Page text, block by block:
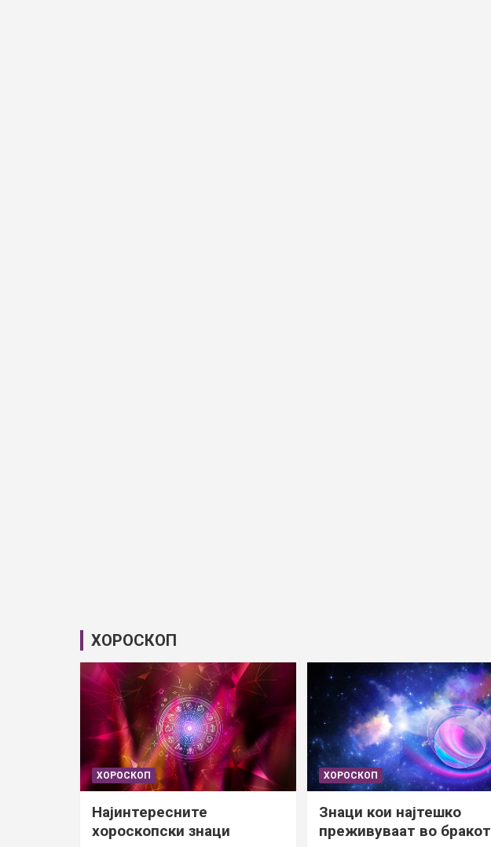
ХОРОСКОП
ХОРОСКОП
Најинтересните
хороскопски знаци
ХОРОСКОП
Знаци кои најтешко
преживуваат во бракот